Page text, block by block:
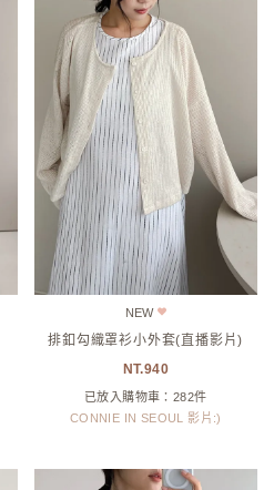
NEW
排釦勾織罩衫小外套(直播影片)
940
已放入購物車：282件
CONNIE IN SEOUL 影片:)